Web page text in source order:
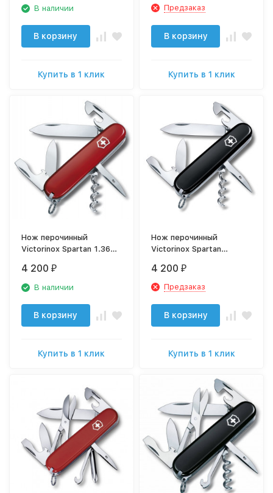
В наличии
В корзину
Купить в 1 клик
Предзаказ
В корзину
Купить в 1 клик
Нож перочинный
Victorinox Spartan 1.3603
красный (блистер)
4 200 ₽
В наличии
В корзину
Купить в 1 клик
Нож перочинный
Victorinox Spartan
функций
4 200 ₽
Предзаказ
В корзину
Купить в 1 клик